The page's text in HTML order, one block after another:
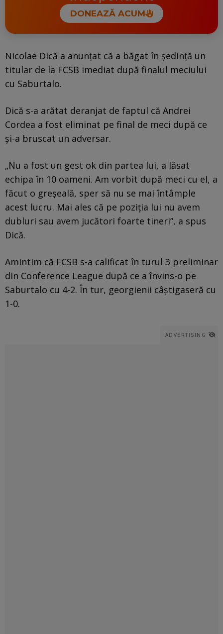
DONEAZĂ ACUM
Nicolae Dică a anunțat că a băgat în ședință un
titular de la FCSB imediat după finalul meciului
cu Saburtalo.
Dică s-a arătat deranjat de faptul că Andrei
Cordea a fost eliminat pe final de meci după ce
și-a bruscat un adversar.
„Nu a fost un gest ok din partea lui, a lăsat
echipa în 10 oameni. Am vorbit după meci cu el, a
făcut o greșeală, sper să nu se mai întâmple
acest lucru. Mai ales că pe poziția lui nu avem
dubluri sau avem jucători foarte tineri”, a spus
Dică.
Amintim că FCSB s-a calificat în turul 3 preliminar
din Conference League după ce a învins-o pe
Saburtalo cu 4-2. În tur, georgienii câștigaseră cu
1-0.
ADVERTISING